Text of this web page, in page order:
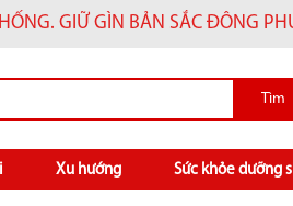
GIỮ GÌN BẢN SẮC ĐÔNG
Xu hướng Sức khỏe dưỡng